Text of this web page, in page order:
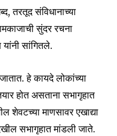
of
be part of the
तरतूद संविधानाच्या
सुंदर रचना
सांगितले.
हे कायदे लोकांच्या
होत असताना सभागृहात
शेवटच्या माणसावर एखाद्या
सभागृहात मांडली जाते.